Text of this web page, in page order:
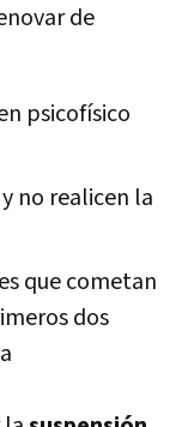
de
psicofísico
no realicen la
que cometan
dos